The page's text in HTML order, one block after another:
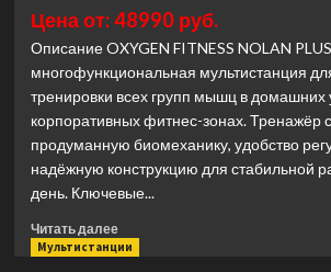
позиционная
Bronze
Gym
MIGHT
62
(Лучшая
цена)
Цена от: 48990 руб.
Описание OXYGEN FITNESS NOLAN
многофункциональная мультистанция
тренировки всех групп мышц в домашних
корпоративных фитнес-зонах. Тренажёр
продуманную биомеханику, удобство
надёжную конструкцию для стабильной
день. Ключевые...
Читать далееПрочитать
больше
Мультистанции